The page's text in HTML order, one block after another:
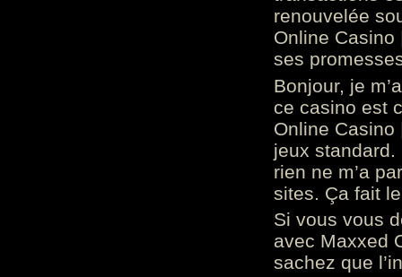
renouvelée
Online
ses
Bonjour, je
ce casino est
Online
jeux standard.
rien ne m’a
sites. Ça fait
Si vous vous
avec Maxxed
sachez que